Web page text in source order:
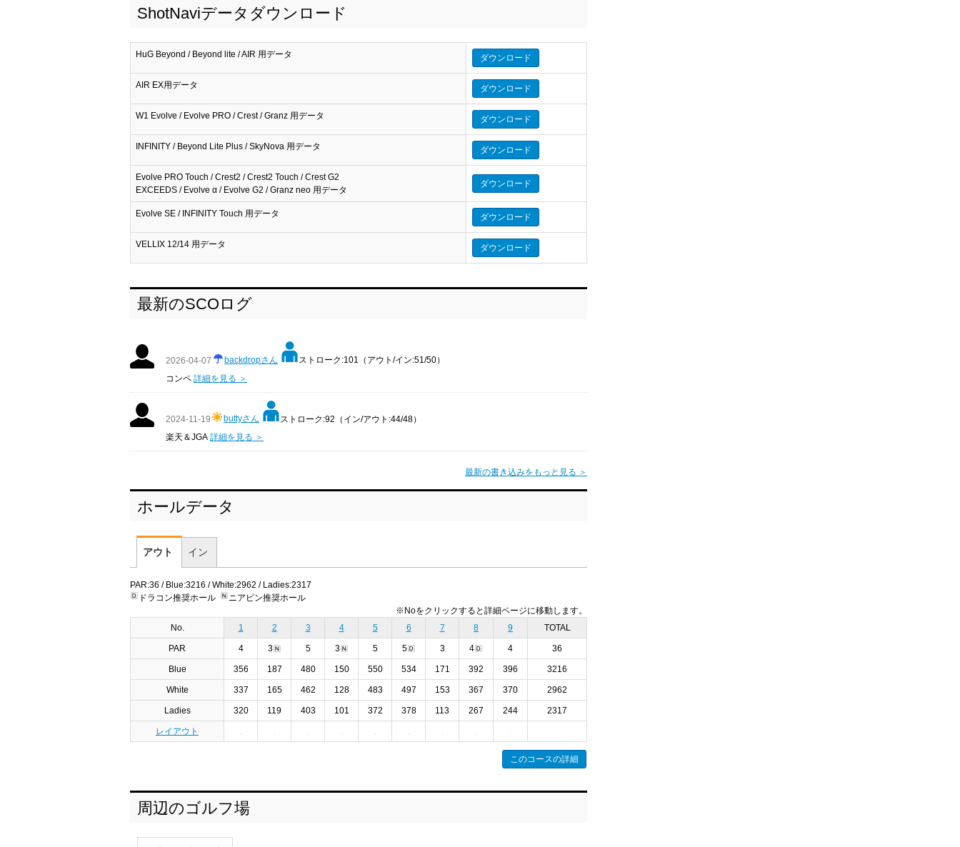
ShotNaviデータダウンロード
HuG Beyond / Beyond lite / AIR 用データ ダウンロード
AIR EX用データ ダウンロード
W1 Evolve / Evolve PRO / Crest / Granz 用データ ダウンロード
INFINITY / Beyond Lite Plus / SkyNova 用データ ダウンロード
Evolve PRO Touch / Crest2 / Crest2 Touch / Crest G2
EXCEEDS / Evolve α / Evolve G2 / Granz neo 用データ
ダウンロード
Evolve SE / INFINITY Touch 用データ ダウンロード
VELLIX 12/14 用データ ダウンロード
最新のSCOログ
2026-04-07 backdropさん
ストローク:101（アウト/イン:51/50）
コンペ 詳細を見る ＞
2024-11-19 buttyさん
ストローク:92（イン/アウト:44/48）
楽天＆JGA 詳細を見る ＞
最新の書き込みをもっと見る ＞
ホールデータ
アウト イン
PAR:36 / Blue:3216 / White:2962 / Ladies:2317
ドラコン推奨ホール
ニアピン推奨ホール
※Noをクリックすると詳細ページに移動します。
No.
1 2 3 4 5 6 7 8 9 TOTAL
PAR 4 3 5 3 5 5 3 4 4 36
Blue 356 187 480 150 550 534 171 392 396 3216
White 337 165 462 128 483 497 153 367 370 2962
Ladies 320 119 403 101 372 378 113 267 244 2317
レイアウト
このコースの詳細
周辺のゴルフ場